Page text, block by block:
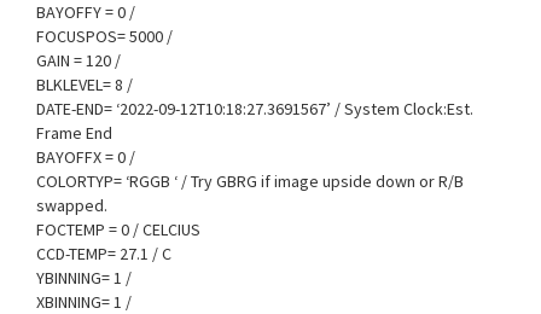
BAYOFFY = 0 /
FOCUSPOS= 5000 /
GAIN = 120 /
BLKLEVEL= 8 /
DATE-END= ‘2022-09-12T10:18:27.3691567’ / System Clock:Est.
Frame End
BAYOFFX = 0 /
COLORTYP= ‘RGGB ‘ / Try GBRG if image upside down or R/B
swapped.
FOCTEMP = 0 / CELCIUS
CCD-TEMP= 27.1 / C
YBINNING= 1 /
XBINNING= 1 /